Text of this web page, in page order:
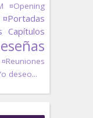
¤Opening
¤Portadas
Capítulos
¤Reuniones
deseo...